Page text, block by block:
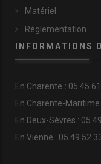
Matériel
Réglementation
INFORMATIONS
En Charente : 05 45
En Charente-Maritime
En Deux-Sèvres : 05
En Vienne : 05 49 52